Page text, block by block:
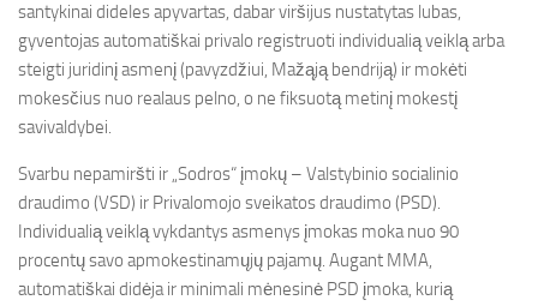
santykinai dideles apyvartas, dabar viršijus nustatytas lubas,
gyventojas automatiškai privalo registruoti individualią veiklą arba
steigti juridinį asmenį (pavyzdžiui, Mažąją bendriją) ir mokėti
mokesčius nuo realaus pelno, o ne fiksuotą metinį mokestį
savivaldybei.
Svarbu nepamiršti ir „Sodros“ įmokų – Valstybinio socialinio
draudimo (VSD) ir Privalomojo sveikatos draudimo (PSD).
Individualią veiklą vykdantys asmenys įmokas moka nuo 90
procentų savo apmokestinamųjų pajamų. Augant MMA,
automatiškai didėja ir minimali mėnesinė PSD įmoka, kurią